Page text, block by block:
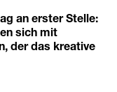
an erster Stelle:
sich mit
der das kreative